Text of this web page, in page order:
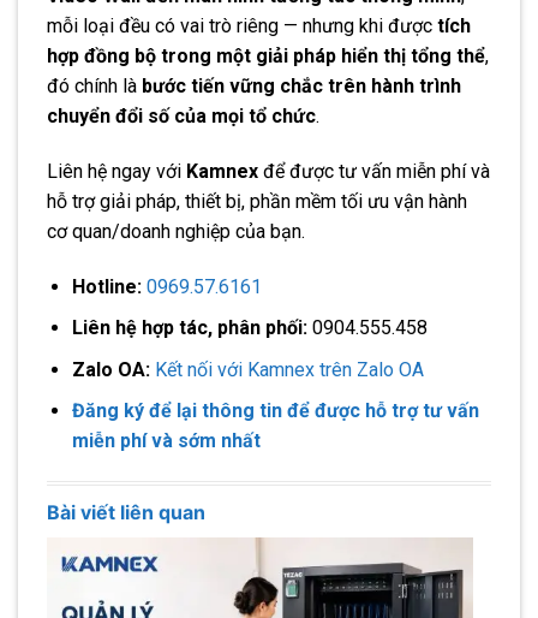
mỗi loại đều có vai trò riêng — nhưng khi được tích
hợp đồng bộ trong một giải pháp hiển thị tổng thể,
đó chính là bước tiến vững chắc trên hành trình
chuyển đổi số của mọi tổ chức.
Liên hệ ngay với Kamnex để được tư vấn miễn phí và
hỗ trợ giải pháp, thiết bị, phần mềm tối ưu vận hành
cơ quan/doanh nghiệp của bạn.
Hotline: 0969.57.6161
Liên hệ hợp tác, phân phối: 0904.555.458
Zalo OA: Kết nối với Kamnex trên Zalo OA
Đăng ký để lại thông tin để được hỗ trợ tư vấn
miễn phí và sớm nhất
Bài viết liên quan